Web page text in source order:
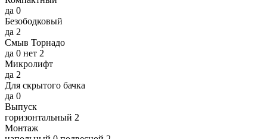
да 0
Безободковый
да 2
Смыв Торнадо
да 0 нет 2
Микролифт
да 2
Для скрытого бачка
да 0
Выпуск
горизонтальный 2
Монтаж